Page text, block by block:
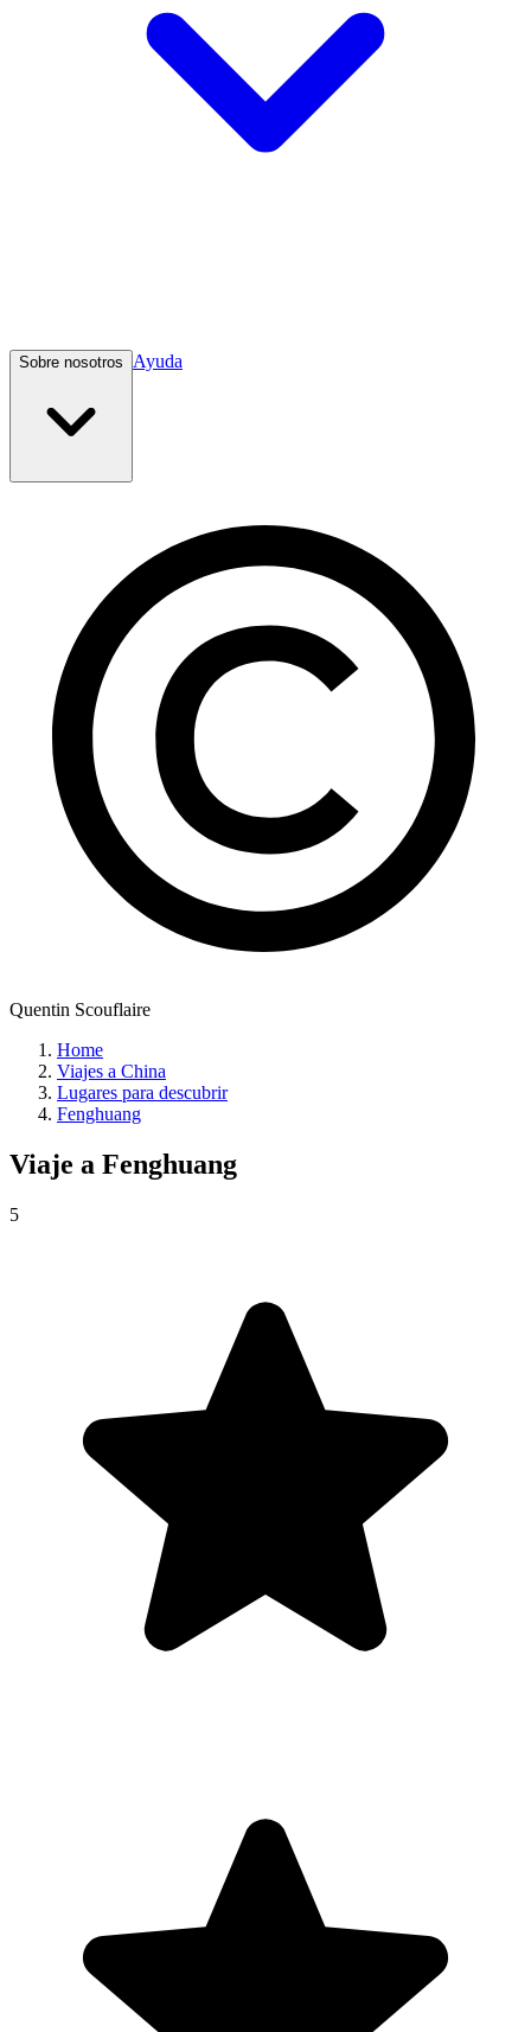
Sobre nosotros Ayuda
Quentin Scouflaire
Home
Viajes a China
Lugares para descubrir
Fenghuang
Viaje a Fenghuang
5